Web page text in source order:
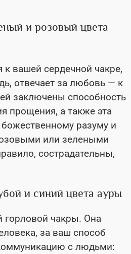
и розовый цвета
к вашей сердечной чакре,
отвечает за любовь — к
заключены способность
прощения, а также эта
божественному разуму и
или зелеными
сострадательны,
и синий цвета ауры
чакры. Она
за ваш способ
с людьми: